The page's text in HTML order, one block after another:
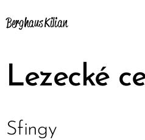
Berghaus Kilian
Lezecké
Sfingy